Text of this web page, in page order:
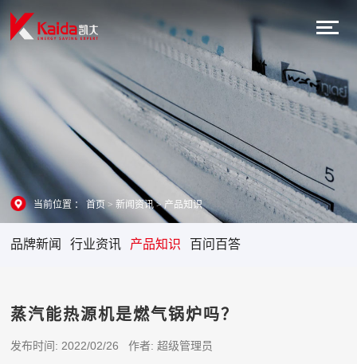
当前位置 ：首页>新闻资讯>产品知识
品牌新闻 行业资讯 产品知识 百问百答
蒸汽能热源机是燃气锅炉吗？
发布时间: 2022/02/26 作者: 超级管理员